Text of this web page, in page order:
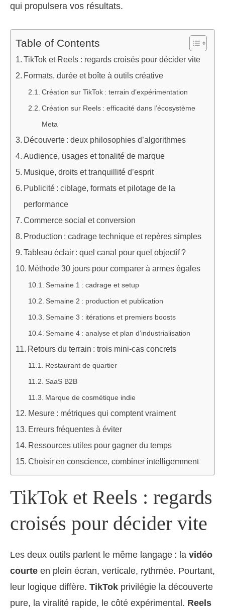
qui propulsera vos résultats.
Table of Contents
TikTok et Reels : regards croisés pour décider vite
Formats, durée et boîte à outils créative
Création sur TikTok : terrain d’expérimentation
Création sur Reels : efficacité dans l’écosystème
Meta
Découverte : deux philosophies d’algorithmes
Audience, usages et tonalité de marque
Musique, droits et tranquillité d’esprit
Publicité : ciblage, formats et pilotage de la
performance
Commerce social et conversion
Production : cadrage technique et repères simples
Tableau éclair : quel canal pour quel objectif ?
Méthode 30 jours pour comparer à armes égales
Semaine 1 : cadrage et setup
Semaine 2 : production et publication
Semaine 3 : itérations et premiers boosts
Semaine 4 : analyse et plan d’industrialisation
Retours du terrain : trois mini‑cas concrets
Restaurant de quartier
SaaS B2B
Marque de cosmétique indie
Mesure : métriques qui comptent vraiment
Erreurs fréquentes à éviter
Ressources utiles pour gagner du temps
Choisir en conscience, combiner intelligemment
TikTok et Reels : regards
croisés pour décider vite
Les deux outils parlent le même langage : la vidéo
courte en plein écran, verticale, rythmée. Pourtant,
leur logique diffère. TikTok privilégie la découverte
pure, la viralité rapide, le côté expérimental. Reels